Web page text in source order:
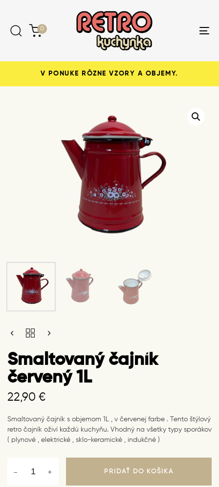
content
0
V PONUKE RÔZNE VZORY A OBJEMY.
Smaltovaný čajník
červený 1L
22,90 €
Smaltovaný čajník s objemom 1L , v červenej farbe . Tento štýlový
retro čajník oživí každú kuchyňu. Vhodný na všetky typy sporákov
( plynové , elektrické , sklo-keramické , indukčné )
SMALTOVANÝ
ČERVENÝ
QUANTITY
PRIDAŤ DO KOŠÍKA